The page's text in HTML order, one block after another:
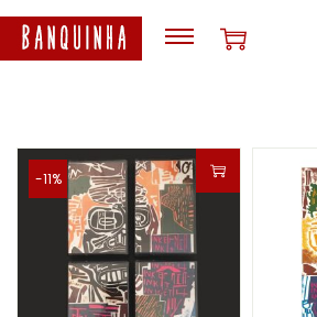
p
t
o
n
a
v
p
t
o
c
o
n
-11%